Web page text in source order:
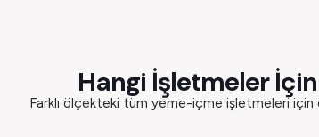
Hangi İşletmeler
Farklı ölçekteki tüm yeme-içme işletmeleri